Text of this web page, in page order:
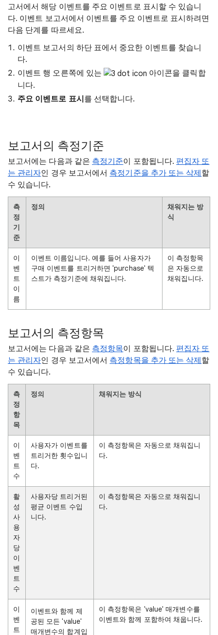
고서에서 해당 이벤트를 주요 이벤트로 표시할 수 있습니
다. 이벤트 보고서에서 이벤트를 주요 이벤트로 표시하려면
다음 단계를 따르세요.
이벤트 보고서의 하단 표에서 중요한 이벤트를 찾습니
다.
이벤트 행 오른쪽에 있는
아이콘을 클릭합
니다.
주요 이벤트로 표시 를 선택합니다.
보고서의 측정기준
보고서에는 다음과 같은 측정기준이 포함됩니다. 편집자 또
는 관리자인 경우 보고서에서 측정기준을 추가 또는 삭제 할
수 있습니다.
측
정
기
준
정의
채워지는 방
식
이
벤
트
이
름
이벤트 이름입니다. 예를 들어 사용자가
구매 이벤트를 트리거하면 'purchase' 텍
스트가 측정기준에 채워집니다.
이 측정항목
은 자동으로
채워집니다.
보고서의 측정항목
보고서에는 다음과 같은 측정항목이 포함됩니다. 편집자 또
는 관리자인 경우 보고서에서 측정항목을 추가 또는 삭제 할
수 있습니다.
측
정
항
목
정의 채워지는 방식
이
벤
트
수
사용자가 이벤트를
트리거한 횟수입니
다.
이 측정항목은 자동으로 채워집니
다.
활
성
사
용
자
당
이
벤
트
수
사용자당 트리거된
평균 이벤트 수입
니다.
이 측정항목은 자동으로 채워집니
다.
이
벤
트
이벤트와 함께 제
공된 모든 'value'
매개변수의 합계입
이 측정항목은 'value' 매개변수를
이벤트와 함께 포함하여 채웁니다.